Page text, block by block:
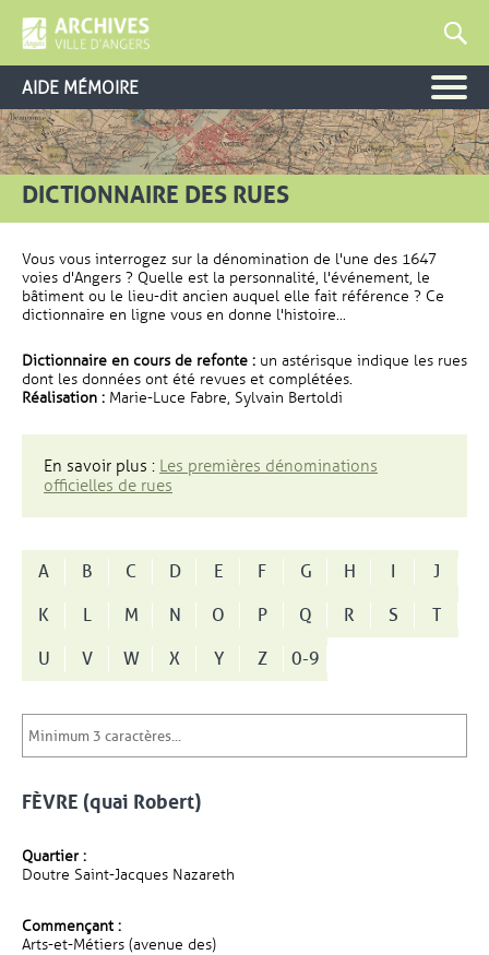
AIDE MÉMOIRE
DICTIONNAIRE DES RUES
Vous vous interrogez sur la dénomination de l'une des 1647
voies d'Angers ? Quelle est la personnalité, l'événement, le
bâtiment ou le lieu-dit ancien auquel elle fait référence ? Ce
dictionnaire en ligne vous en donne l'histoire...
Dictionnaire en cours de refonte : un astérisque indique les rues
dont les données ont été revues et complétées.
Réalisation : Marie-Luce Fabre, Sylvain Bertoldi
En savoir plus : Les premières dénominations
officielles de rues
A B C D E F G H I
J
K
L M N O P Q R S
T
U
V W X Y Z 0-9
FÈVRE (quai Robert)
Quartier :
Doutre Saint-Jacques Nazareth
Commençant :
Arts-et-Métiers (avenue des)